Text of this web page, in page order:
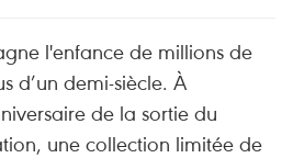
l'enfance de millions de
d’un demi-siècle. À
de la sortie du
une collection limitée de